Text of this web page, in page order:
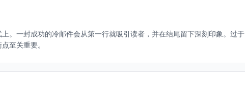
。一封成功的冷邮件会从第一行就吸引读者，并在结尾留下深刻印象。过于
至关重要。